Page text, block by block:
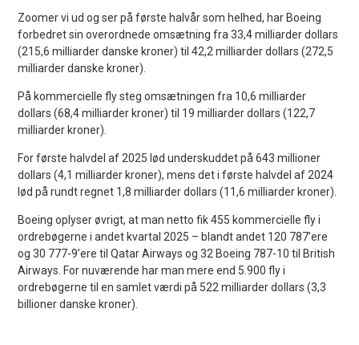
Zoomer vi ud og ser på første halvår som helhed, har Boeing
forbedret sin overordnede omsætning fra 33,4 milliarder dollars
(215,6 milliarder danske kroner) til 42,2 milliarder dollars (272,5
milliarder danske kroner).
På kommercielle fly steg omsætningen fra 10,6 milliarder
dollars (68,4 milliarder kroner) til 19 milliarder dollars (122,7
milliarder kroner).
For første halvdel af 2025 lød underskuddet på 643 millioner
dollars (4,1 milliarder kroner), mens det i første halvdel af 2024
lød på rundt regnet 1,8 milliarder dollars (11,6 milliarder kroner).
Boeing oplyser øvrigt, at man netto fik 455 kommercielle fly i
ordrebøgerne i andet kvartal 2025 – blandt andet 120 787’ere
og 30 777-9’ere til Qatar Airways og 32 Boeing 787-10 til British
Airways. For nuværende har man mere end 5.900 fly i
ordrebøgerne til en samlet værdi på 522 milliarder dollars (3,3
billioner danske kroner).